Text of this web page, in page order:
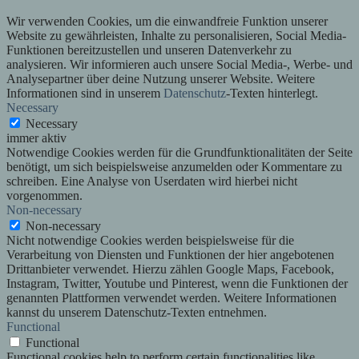
Wir verwenden Cookies, um die einwandfreie Funktion unserer
Website zu gewährleisten, Inhalte zu personalisieren, Social Media-
Funktionen bereitzustellen und unseren Datenverkehr zu
analysieren. Wir informieren auch unsere Social Media-, Werbe- und
Analysepartner über deine Nutzung unserer Website. Weitere
Informationen sind in unserem Datenschutz-Texten hinterlegt.
Necessary
Necessary
immer aktiv
Notwendige Cookies werden für die Grundfunktionalitäten der Seite
benötigt, um sich beispielsweise anzumelden oder Kommentare zu
schreiben. Eine Analyse von Userdaten wird hierbei nicht
vorgenommen.
Non-necessary
Non-necessary
Nicht notwendige Cookies werden beispielsweise für die
Verarbeitung von Diensten und Funktionen der hier angebotenen
Drittanbieter verwendet. Hierzu zählen Google Maps, Facebook,
Instagram, Twitter, Youtube und Pinterest, wenn die Funktionen der
genannten Plattformen verwendet werden. Weitere Informationen
kannst du unserem Datenschutz-Texten entnehmen.
Functional
Functional